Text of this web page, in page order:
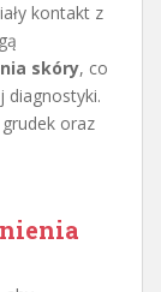
kontakt z
skóry, co
diagnostyki.
oraz